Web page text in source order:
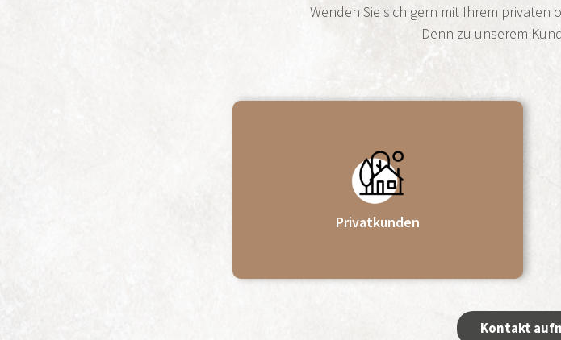
Wenden Sie sich gern mit Ihrem privaten
Denn zu unserem
Privatkunden
Kontakt